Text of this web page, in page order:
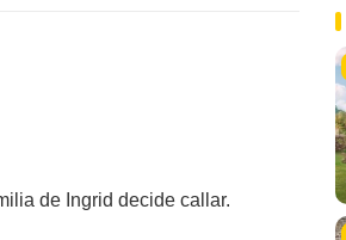
de Ingrid decide callar.